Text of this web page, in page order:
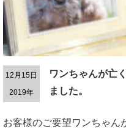
12月15日
2019年
ワンちゃんが亡
ました。
お客様のご要望ワンちゃん